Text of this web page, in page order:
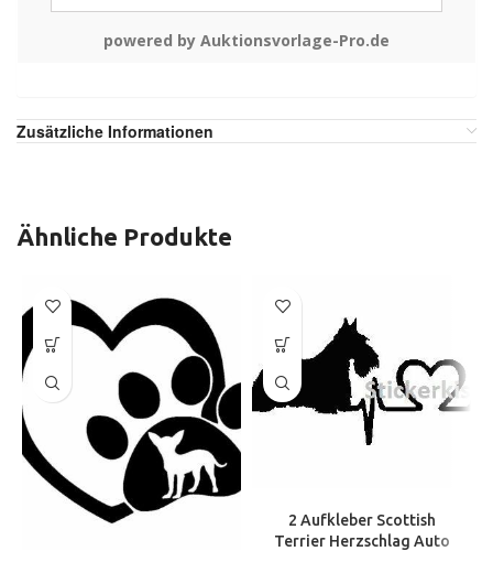
powered by Auktionsvorlage-Pro.de
Zusätzliche Informationen
Ähnliche Produkte
2 Aufkleber Scottish
Terrier Herzschlag Auto